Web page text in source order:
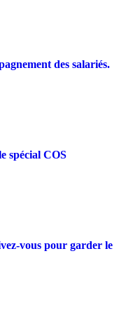
des salariés.
spécial COS
vous pour garder le